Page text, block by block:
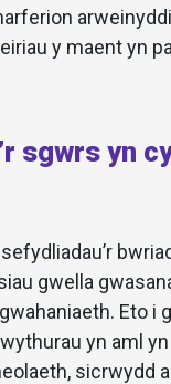
y maent yn
sgwrs yn
gwella
Eto i
yn aml
sicrwydd